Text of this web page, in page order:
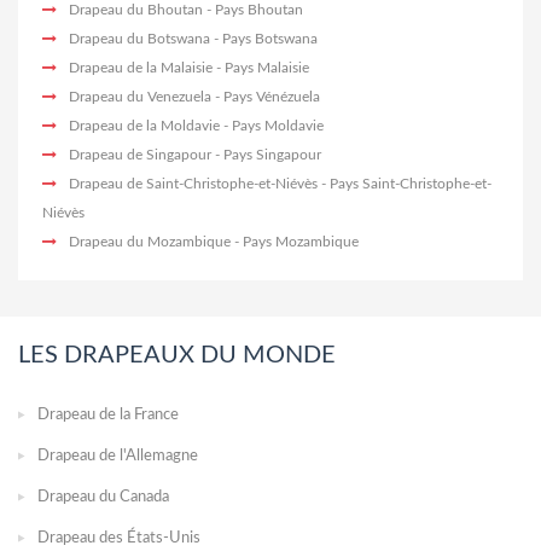
Drapeau du Bhoutan - Pays Bhoutan
Drapeau du Botswana - Pays Botswana
Drapeau de la Malaisie - Pays Malaisie
Drapeau du Venezuela - Pays Vénézuela
Drapeau de la Moldavie - Pays Moldavie
Drapeau de Singapour - Pays Singapour
Drapeau de Saint-Christophe-et-Niévès - Pays Saint-Christophe-et-
Niévès
Drapeau du Mozambique - Pays Mozambique
LES DRAPEAUX DU MONDE
Drapeau de la France
Drapeau de l'Allemagne
Drapeau du Canada
Drapeau des États-Unis